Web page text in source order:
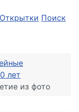
Открытки Поиск
лет
из фото